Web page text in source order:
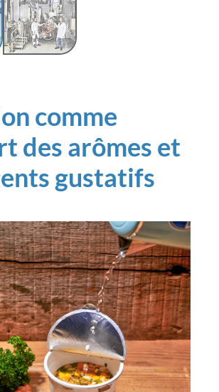
comme
des arômes et
gustatifs